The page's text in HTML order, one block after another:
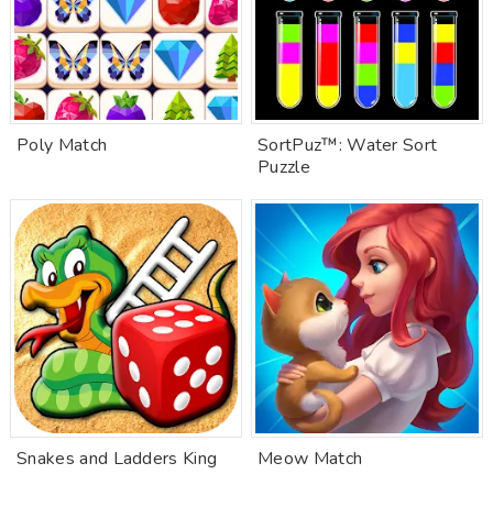
Poly Match
SortPuz™: Water Sort
Puzzle
Snakes and Ladders King Meow Match